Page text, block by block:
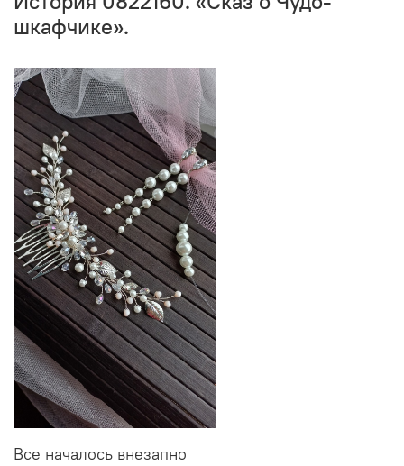
шкафчике».
Все началось внезапно